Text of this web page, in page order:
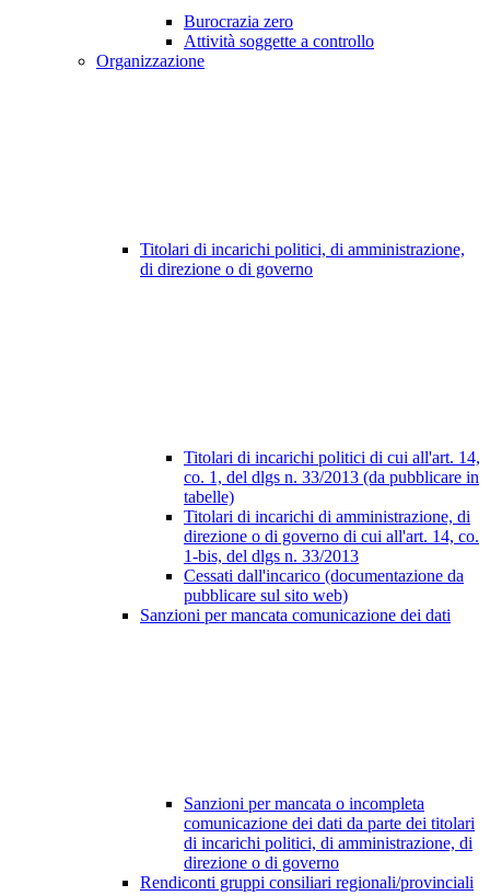
Burocrazia zero
Attività soggette a controllo
Organizzazione
Titolari di incarichi politici, di amministrazione,
di direzione o di governo
Titolari di incarichi politici di cui all'art. 14,
co. 1, del dlgs n. 33/2013 (da pubblicare in
tabelle)
Titolari di incarichi di amministrazione, di
direzione o di governo di cui all'art. 14, co.
1-bis, del dlgs n. 33/2013
Cessati dall'incarico (documentazione da
pubblicare sul sito web)
Sanzioni per mancata comunicazione dei dati
Sanzioni per mancata o incompleta
comunicazione dei dati da parte dei titolari
di incarichi politici, di amministrazione, di
direzione o di governo
Rendiconti gruppi consiliari regionali/provinciali